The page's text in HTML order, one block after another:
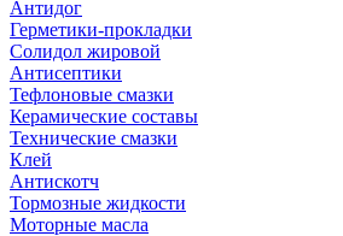
Антидог
Герметики-прокладки
Солидол жировой
Антисептики
Тефлоновые смазки
Керамические составы
Технические смазки
Клей
Антискотч
Тормозные жидкости
Моторные масла